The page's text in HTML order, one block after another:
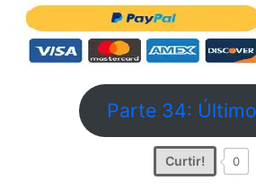
Parte 34:
Curtir! 0